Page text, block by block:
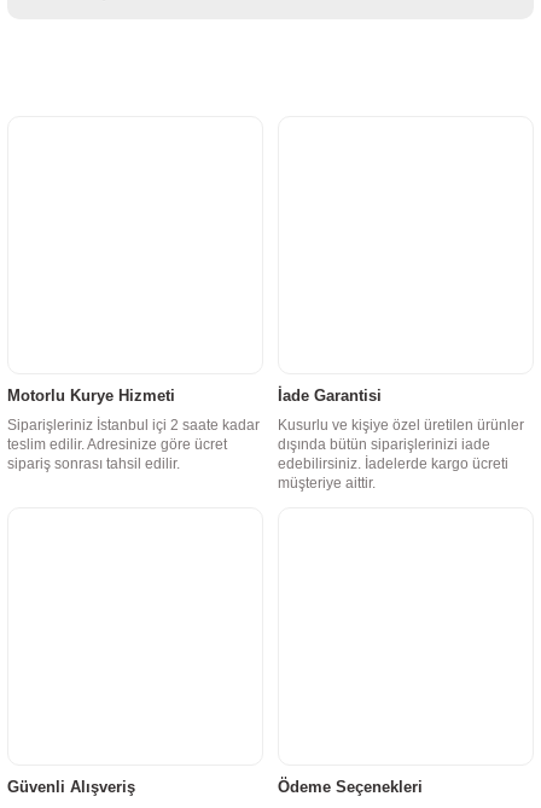
Motorlu Kurye Hizmeti
Siparişleriniz İstanbul içi 2 saate kadar
teslim edilir. Adresinize göre ücret
sipariş sonrası tahsil edilir.
İade Garantisi
Kusurlu ve kişiye özel üretilen ürünler
dışında bütün siparişlerinizi iade
edebilirsiniz. İadelerde kargo ücreti
müşteriye aittir.
Güvenli Alışveriş Ödeme Seçenekleri